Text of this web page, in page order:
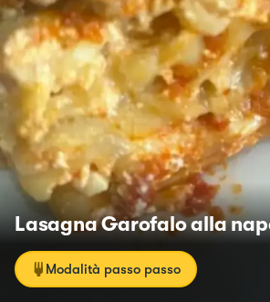
Lasagna Garofalo alla
Modalità passo passo